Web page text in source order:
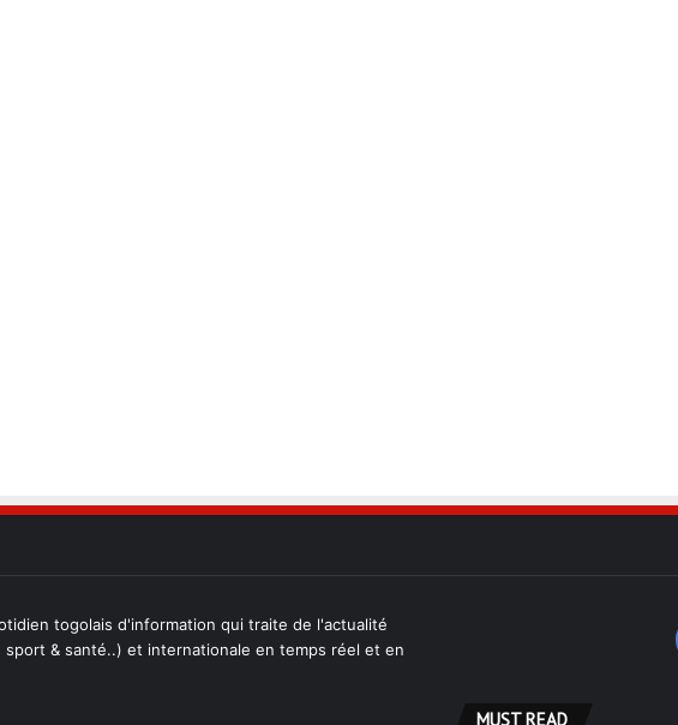
togolais d'information qui traite de l'actualité
sport & santé..) et internationale en temps réel et en
MUST READ